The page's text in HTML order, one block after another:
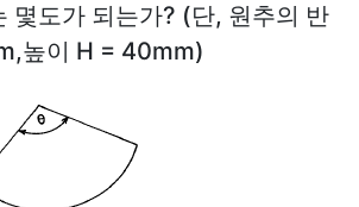
몇도가 되는가? (단, 원추의 반
높이 H = 40mm)